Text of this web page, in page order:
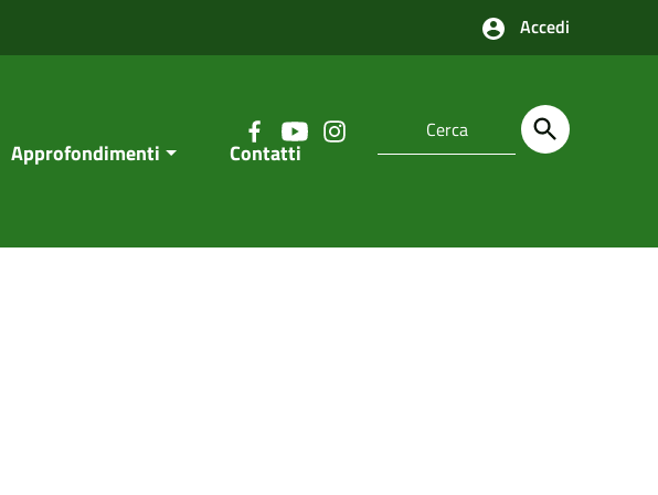
Accedi
Approfondimenti Contatti